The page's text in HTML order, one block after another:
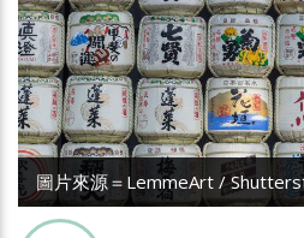
圖片來源＝LemmeArt /